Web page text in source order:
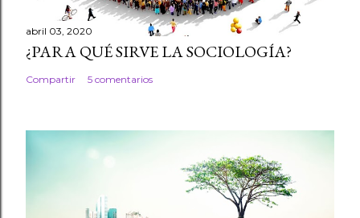
abril 03, 2020
¿PARA QUÉ SIRVE LA SOCIOLOGÍA?
Compartir 5 comentarios